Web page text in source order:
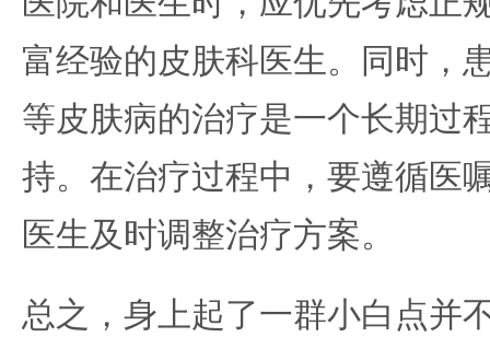
富经验的皮肤科医生。同时，
等皮肤病的治疗是一个长期过
持。在治疗过程中，要遵循医
医生及时调整治疗方案。
总之，身上起了一群小白点并